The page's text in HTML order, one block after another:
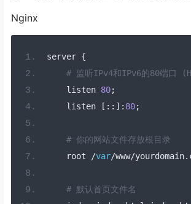
Nginx
server {
# 监听IPv4和IPv6的80端口
    listen
80;
    listen
[::]: 80;
# 你的网站文件存放根目录
    root
/var/www/yourdomain.
# 默认首页文件名